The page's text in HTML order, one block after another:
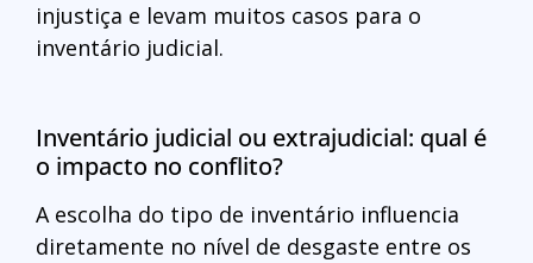
injustiça e levam muitos casos para o
inventário judicial.
Inventário judicial ou extrajudicial: qual é
o impacto no conflito?
A escolha do tipo de inventário influencia
diretamente no nível de desgaste entre os